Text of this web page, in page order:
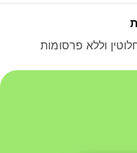
וללא פרסומות